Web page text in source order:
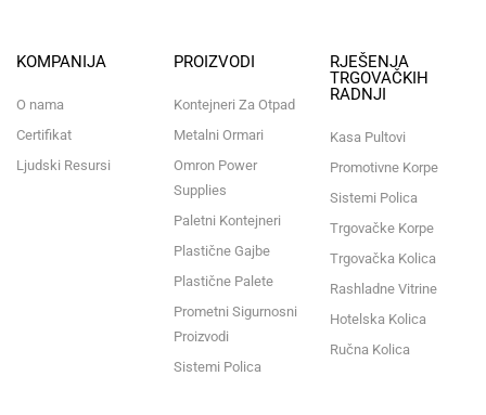
KOMPANIJA
O nama
Certifikat
Ljudski Resursi
PROIZVODI
Kontejneri Za Otpad
Metalni Ormari
Omron Power
Supplies
Paletni Kontejneri
Plastične Gajbe
Plastične Palete
Prometni Sigurnosni
Proizvodi
Sistemi Polica
RJEŠENJA
TRGOVAČKIH
RADNJI
Kasa Pultovi
Promotivne Korpe
Sistemi Polica
Trgovačke Korpe
Trgovačka Kolica
Rashladne Vitrine
Hotelska Kolica
Ručna Kolica